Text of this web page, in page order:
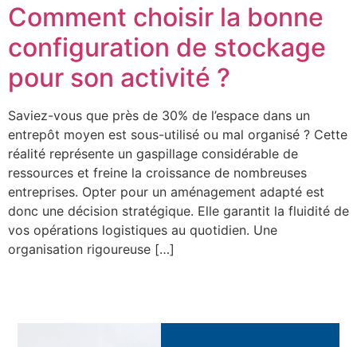
Comment choisir la bonne
configuration de stockage
pour son activité ?
Saviez-vous que près de 30% de l’espace dans un
entrepôt moyen est sous-utilisé ou mal organisé ? Cette
réalité représente un gaspillage considérable de
ressources et freine la croissance de nombreuses
entreprises. Opter pour un aménagement adapté est
donc une décision stratégique. Elle garantit la fluidité de
vos opérations logistiques au quotidien. Une
organisation rigoureuse […]